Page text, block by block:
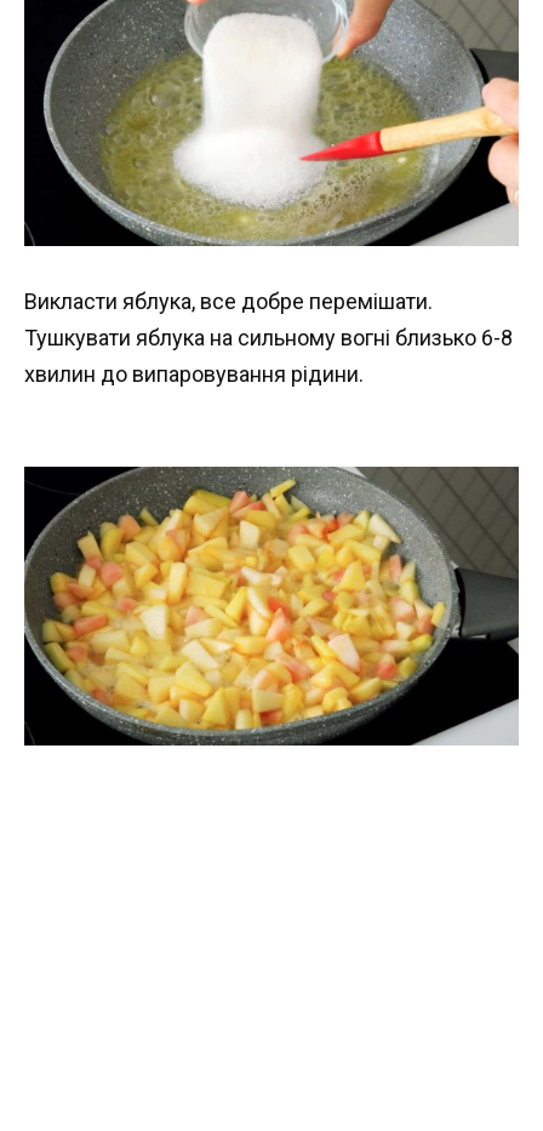
Викласти яблука, все добре перемішати.
Тушкувати яблука на сильному вогні близько 6-8
хвилин до випаровування рідини.